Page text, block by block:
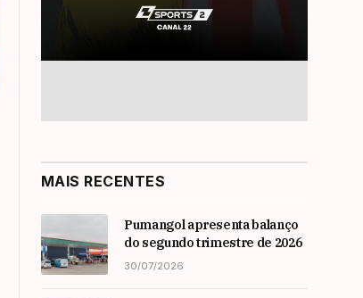
MAIS RECENTES
Pumangol apresenta balanço
do segundo trimestre de 2026
30/07/2026